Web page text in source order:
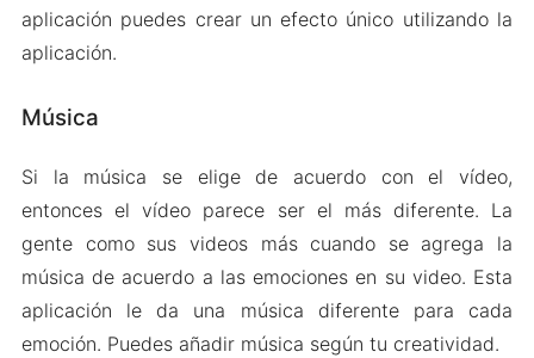
aplicación puedes crear un efecto único utilizando la
aplicación.
Música
Si la música se elige de acuerdo con el vídeo,
entonces el vídeo parece ser el más diferente. La
gente como sus videos más cuando se agrega la
música de acuerdo a las emociones en su video. Esta
aplicación le da una música diferente para cada
emoción. Puedes añadir música según tu creatividad.